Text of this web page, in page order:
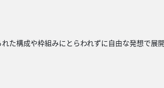
た構成や枠組みにとらわれずに自由な発想で展開